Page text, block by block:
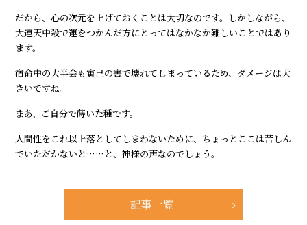
だから、心の次元を上げておくことは大切なのです。しかしながら、
大運天中殺で運をつかんだ方にとってはなかなか難しいことではあり
ます。
宿命中の大半会も寅巳の害で壊れてしまっているため、ダメージは大
きいですね。
まあ、ご自分で蒔いた種です。
人間性をこれ以上落としてしまわないために、ちょっとここは苦しん
でいただかないと……と、神様の声なのでしょう。
記事一覧